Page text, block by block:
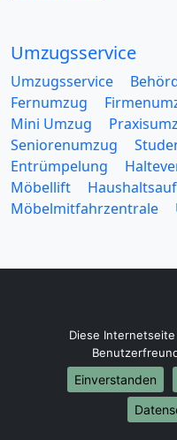
Umzugsservice
Umzugsservice
Fernumzug
Mini Umzug
Seniorenumzug
Entrümpelung
Möbellift
Möbelmitfahrzentrale
Umzug von
Umzug von
Umzug von
Umzug von
Diese
Einverstanden